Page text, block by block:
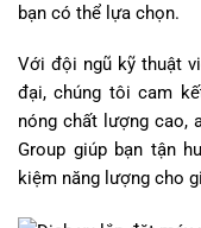
bạn có thể lựa chọn.
Với đội ngũ kỹ thuật
đại, chúng tôi cam
nóng chất lượng cao,
Group giúp bạn tận
kiệm năng lượng cho